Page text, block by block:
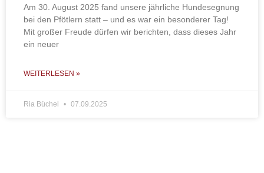
Am 30. August 2025 fand unsere jährliche Hundesegnung
bei den Pfötlern statt – und es war ein besonderer Tag!
Mit großer Freude dürfen wir berichten, dass dieses Jahr
ein neuer
WEITERLESEN »
Ria Büchel 07.09.2025